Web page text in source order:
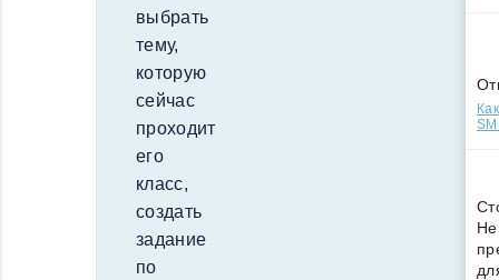
выбрать
тему,
которую
сейчас
проходит
его
класс,
создать
задание
по
Не